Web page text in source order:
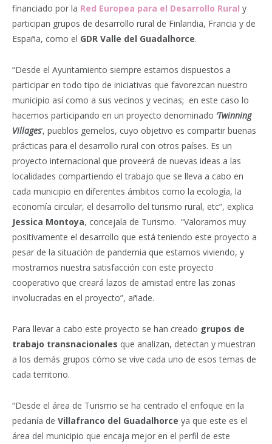
financiado por la Red Europea para el Desarrollo Rural y
participan grupos de desarrollo rural de Finlandia, Francia y de
España, como el GDR Valle del Guadalhorce.
“Desde el Ayuntamiento siempre estamos dispuestos a
participar en todo tipo de iniciativas que favorezcan nuestro
municipio así como a sus vecinos y vecinas; en este caso lo
hacemos participando en un proyecto denominado ‘Twinning
Villages’, pueblos gemelos, cuyo objetivo es compartir buenas
prácticas para el desarrollo rural con otros países. Es un
proyecto internacional que proveerá de nuevas ideas a las
localidades compartiendo el trabajo que se lleva a cabo en
cada municipio en diferentes ámbitos como la ecología, la
economía circular, el desarrollo del turismo rural, etc”, explica
Jessica Montoya, concejala de Turismo. “Valoramos muy
positivamente el desarrollo que está teniendo este proyecto a
pesar de la situación de pandemia que estamos viviendo, y
mostramos nuestra satisfacción con este proyecto
cooperativo que creará lazos de amistad entre las zonas
involucradas en el proyecto”, añade.
Para llevar a cabo este proyecto se han creado grupos de
trabajo transnacionales que analizan, detectan y muestran
a los demás grupos cómo se vive cada uno de esos temas de
cada territorio.
“Desde el área de Turismo se ha centrado el enfoque en la
pedanía de Villafranco del Guadalhorce ya que este es el
área del municipio que encaja mejor en el perfil de este